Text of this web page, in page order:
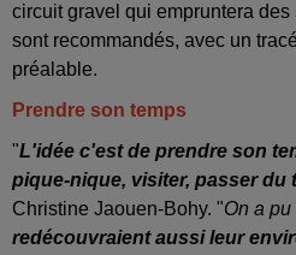
circuit gravel qui empruntera
sont recommandés, avec un
préalable.
Prendre son temps
"L'idée c'est de prendre son
pique-nique, visiter, passer du
Christine Jaouen-Bohy. "On a
redécouvraient aussi leur